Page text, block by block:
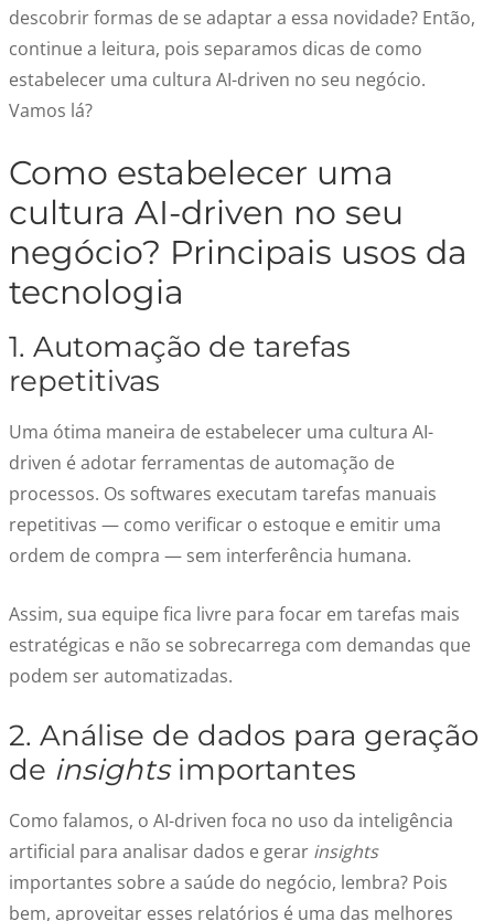
descobrir formas de se adaptar a essa novidade? Então,
continue a leitura, pois separamos dicas de como
estabelecer uma cultura AI-driven no seu negócio.
Vamos lá?
Como estabelecer uma
cultura AI-driven no seu
negócio? Principais usos da
tecnologia
1. Automação de tarefas
repetitivas
Uma ótima maneira de estabelecer uma cultura AI-
driven é adotar ferramentas de automação de
processos. Os softwares executam tarefas manuais
repetitivas — como verificar o estoque e emitir uma
ordem de compra — sem interferência humana.
Assim, sua equipe fica livre para focar em tarefas mais
estratégicas e não se sobrecarrega com demandas que
podem ser automatizadas.
2. Análise de dados para geração
de insightsimportantes
Como falamos, o AI-driven foca no uso da inteligência
artificial para analisar dados e gerar insights
importantes sobre a saúde do negócio, lembra? Pois
bem, aproveitar esses relatórios é uma das melhores